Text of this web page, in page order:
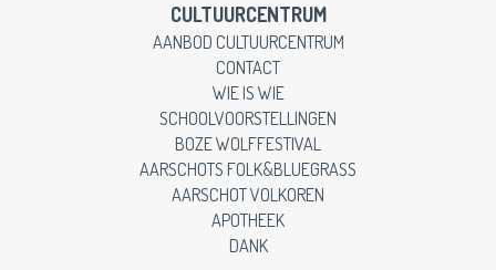
CULTUURCENTRUM
AANBOD CULTUURCENTRUM
CONTACT
WIE IS WIE
SCHOOLVOORSTELLINGEN
BOZE WOLFFESTIVAL
AARSCHOTS FOLK&BLUEGRASS
AARSCHOT VOLKOREN
APOTHEEK
DANK